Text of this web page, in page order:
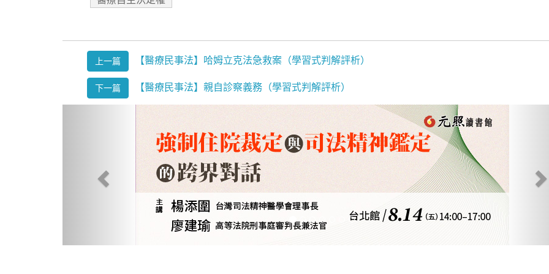
上一篇 【醫療民事法】哈姆立克法急救案（學習式判解評析）
下一篇 【醫療民事法】親自診察義務（學習式判解評析）